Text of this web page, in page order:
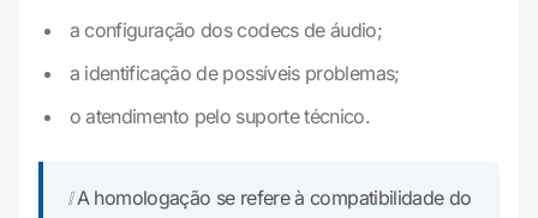
a configuração dos codecs de áudio;
a identificação de possíveis problemas;
o atendimento pelo suporte técnico.
❕ A homologação se refere à compatibilidade do